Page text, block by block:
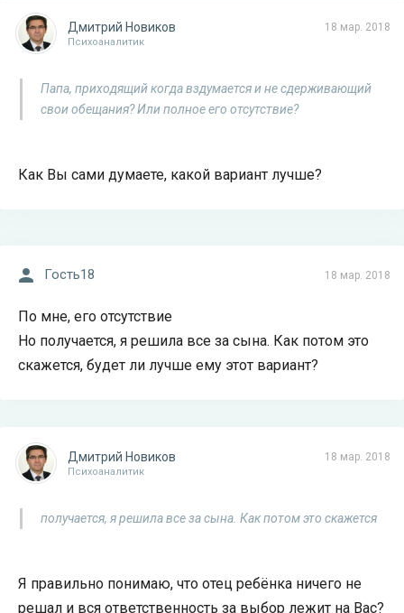
18 мар. 2018
Дмитрий Новиков
Психоаналитик
Папа, приходящий когда вздумается и не сдерживающий
свои обещания? Или полное его отсутствие?
Как Вы сами думаете, какой вариант лучше?
18 мар. 2018
Гость18
По мне, его отсутствие
Но получается, я решила все за сына. Как потом это
скажется, будет ли лучше ему этот вариант?
18 мар. 2018
Дмитрий Новиков
Психоаналитик
получается, я решила все за сына. Как потом это скажется
Я правильно понимаю, что отец ребёнка ничего не
решал и вся ответственность за выбор лежит на Вас?